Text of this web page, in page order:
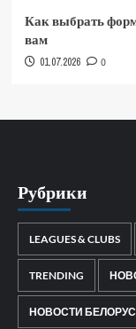
Как выбрать
вам
01.07.2026 0
Рубрики
LEAGUES & CLUBS
TRENDING
НОВОСТИ